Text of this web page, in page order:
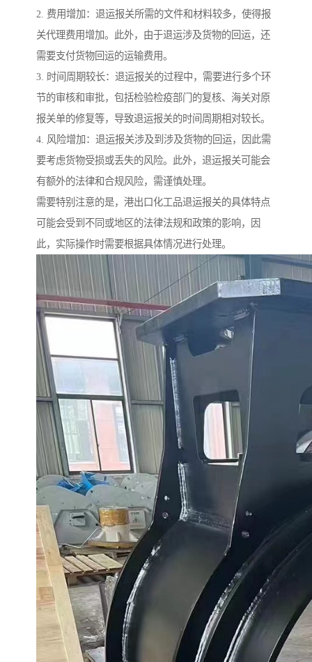
2. 费用增加：退运报关所需的文件和材料较多，使得报
关代理费用增加。此外，由于退运涉及货物的回运，还
需要支付货物回运的运输费用。
3. 时间周期较长：退运报关的过程中，需要进行多个环
节的审核和审批，包括检验检疫部门的复核、海关对原
报关单的修复等，导致退运报关的时间周期相对较长。
4. 风险增加：退运报关涉及到涉及货物的回运，因此需
要考虑货物受损或丢失的风险。此外，退运报关可能会
有额外的法律和合规风险，需谨慎处理。
需要特别注意的是，港出口化工品退运报关的具体特点
可能会受到不同或地区的法律法规和政策的影响，因
此，实际操作时需要根据具体情况进行处理。